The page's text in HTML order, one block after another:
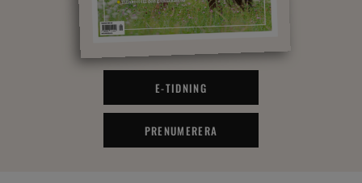
E-TIDNING
PRENUMERERA